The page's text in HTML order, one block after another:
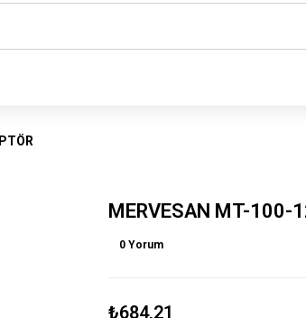
ET - TASARLA - ÇALIŞTIR
MERVESAN MT-100-
0 Yorum
₺684,21